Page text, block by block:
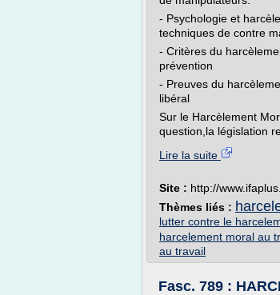
- Psychologie et
techniques de contre
- Critères du
prévention
- Preuves du
libéral
Sur le Harcèlement
question,la législation
Lire la suite
Site : http://
Thèmes liés :
lutter contre le
harcelement moral au
au travail
Fasc. 789 :